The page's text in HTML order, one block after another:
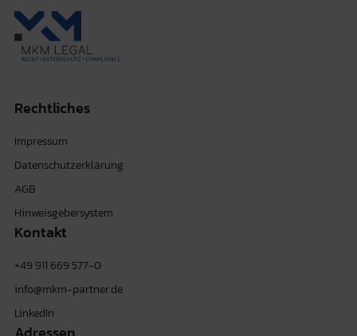
Rechtliches
Impressum
Datenschutzerklärung
AGB
Hinweisgebersystem
Kontakt
+49 911 669 577-0
info@mkm-partner.de
LinkedIn